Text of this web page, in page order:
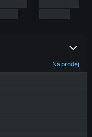
Na prodej